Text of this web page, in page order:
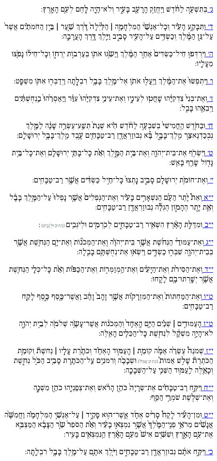
ג׳ בְּתִשְׁעָ֣ה לַחֹ֔דֶשׁ וַיֶּחֱזַ֥ק הָרָעָ֖ב בָּעִ֑יר וְלֹא־הָ֥יָה לֶ֖חֶם לְעַ֥ם הָאָֽרֶץ:
ד׳ וַתִּבָּקַ֣ע הָעִ֗יר וְכָל־אַנְשֵׁ֨י הַמִּלְחָמָ֚ה | הַלַּ֙יְלָה֙ דֶּ֜רֶךְ שַׁ֣עַר | בֵּ֣ין הַחֹמֹתַ֗יִם אֲשֶׁר֙
עַל־גַּ֣ן הַמֶּ֔לֶךְ וְכַשְׂדִּ֥ים עַל־הָעִ֖יר סָבִ֑יב וַיֵּ֖לֶךְ דֶּ֥רֶךְ הָעֲרָבָֽה:
ה׳ וַיִּרְדְּפ֚וּ חֵיל־כַּשְׂדִּים֙ אַחַ֣ר הַמֶּ֔לֶךְ וַיַּשִֹ֥גוּ אֹת֖וֹ בְּעַרְב֣וֹת יְרֵח֑וֹ וְכָל־חֵיל֔וֹ נָפֹ֖צוּ
מֵעָלָֽיו:
ו׳ וַֽיִּתְפְּשׂוּ֙ אֶת־הַמֶּ֔לֶךְ וַיַּעֲל֥וּ אֹת֛וֹ אֶל־מֶ֥לֶךְ בָּבֶ֖ל רִבְלָ֑תָה וַיְדַבְּר֥וּ אִתּ֖וֹ מִשְׁפָּֽט:
ז׳ וְאֶת־בְּנֵי֙ צִדְקִיָּ֔הוּ שָׁחֲט֖וּ לְעֵינָ֑יו וְאֶת־עֵינֵ֚י צִדְקִיָּ֙הוּ֙ עִוֵּ֔ר וַיַּאַסְרֵ֙הוּ֙ בַֽנְחֻשְׁתַּ֔יִם
וַיְבִאֵ֖הוּ בָּבֶֽל:
ח׳ וּבַחֹ֚דֶשׁ הַֽחֲמִישִׁי֙ בְּשִׁבְעָ֣ה לַחֹ֔דֶשׁ הִ֗יא שְׁנַת֙ תְּשַֽׁע־עֶשְׂרֵ֣ה שָׁנָ֔ה לַמֶּ֖לֶךְ
נְבֻכַדְנֶאצַּ֣ר מֶֽלֶךְ־בָּבֶ֑ל בָּ֞א נְבוּזַרְאֲדָ֧ן רַב־טַבָּחִ֛ים עֶ֥בֶד מֶֽלֶךְ־בָּבֶ֖ל יְרוּשָׁלָֽםִ:
ט׳ וַיִּשְׂרֹ֥ף אֶת־בֵּית־יְהֹוָ֖ה וְאֶת־בֵּ֣ית הַמֶּ֑לֶךְ וְאֵ֨ת כָּל־בָּתֵּ֧י יְרוּשָׁלַ֛םִ וְאֶת־כָּל־בֵּ֥ית
גָּד֖וֹל שָׂרַ֥ף בָּאֵֽשׁ:
י׳ וְאֶת־חוֹמֹ֥ת יְרוּשָׁלַ֖םִ סָבִ֑יב נָֽתְצוּ֙ כָּל־חֵ֣יל כַּשְׂדִּ֔ים אֲשֶׁ֖ר רַב־טַבָּחִֽים:
י״א וְאֵת֩ יֶ֨תֶר הַעָ֜ם הַנִּשְׁאָרִ֣ים בָּעִ֗יר וְאֶת־הַנֹּֽפְלִים֙ אֲשֶׁ֚ר נָפְלוּ֙ עַל־הַמֶּ֣לֶךְ בָּבֶ֔ל
וְאֵ֖ת יֶ֣תֶר הֶהָמ֑וֹן הֶגְלָ֕ה נְבוּזַרְאֲדָ֖ן רַב־טַבָּחִֽים:
י״ב וּמִדַּלַּ֣ת הָאָ֔רֶץ הִשְׁאִ֖יר רַב־טַבָּחִ֑ים לְכֹֽרְמִ֖ים וּלְיֹגְבִֽים (כתיב וּלְֹגְבִֽים) :
י״ג וְאֵת־עַמּוּדֵ֨י הַנְּח֜שֶׁת אֲשֶׁ֣ר בֵּית־יְהֹוָ֗ה וְֽאֶת־הַמְּכֹנ֞וֹת וְאֶת־יָ֧ם הַנְּח֛שֶׁת אֲשֶׁ֥ר
בְּבֵית־יְהֹוָ֖ה שִׁבְּר֣וּ כַשְׂדִּ֑ים וַיִּשְׂא֥וּ אֶת־נְחֻשְּׁתָּ֖ם בָּבֶֽלָה:
י״ד וְאֶת־הַסִּירֹ֨ת וְאֶת־הַיָּעִ֜ים וְאֶת־הַֽמְזַמְּר֣וֹת וְאֶת־הַכַּפּ֗וֹת וְאֵ֨ת כָּל־כְּלֵ֧י הַנְּח֛שֶׁת
אֲשֶׁ֥ר יְשָֽׁרְתוּ־בָ֖ם לָקָֽחוּ:
ט״ו וְאֶת־הַמַּחְתּוֹת֙ וְאֶת־הַמִּזְרָק֗וֹת אֲשֶׁ֚ר זָהָב֙ זָהָ֔ב וַאֲשֶׁר־כֶּ֖סֶף כָּ֑סֶף לָקַ֖ח
רַב־טַבָּחִֽים:
ט״ז הָעַמּוּדִ֣ים | שְׁנַ֗יִם הַיָּ֚ם הָֽאֶחָד֙ וְהַמְּכֹנ֔וֹת אֲשֶׁר־עָשָֹ֥ה שְׁלֹמֹ֖ה לְבֵ֣ית יְהֹוָ֑ה
לֹא־הָיָ֣ה מִשְׁקָ֔ל לִנְח֖שֶׁת כָּל־הַכֵּלִ֥ים הָאֵֽלֶּה:
י״ז שְׁמֹנֶה֩ עֶשְׂרֵ֨ה אַמָּ֜ה קוֹמַ֣ת | הָעַמּ֣וּד הָאֶחָ֗ד וְכֹתֶ֨רֶת עָלָ֥יו | נְחשֶׁת֘ וְקוֹמַ֣ת
הַכֹּתֶרֶת֘ שָׁל֣שׁ אַמּוֹת֒ (כתיב אַמֹּה֒) וּשְׂבָכָ֨ה וְרִמֹּנִ֧ים עַֽל־הַכֹּתֶ֥רֶת סָבִ֖יב הַכֹּ֣ל נְח֑שֶׁת
וְכָאֵ֛לֶּה לַֽעַמּ֥וּד הַשֵּׁנִ֖י עַל־הַשְּׁבָכָֽה:
י״ח וַיִּקַּ֣ח רַב־טַבָּחִ֗ים אֶת־שְׂרָיָה֙ כֹּהֵ֣ן הָרֹ֔אשׁ וְאֶת־צְפַנְיָ֖הוּ כֹּהֵ֣ן מִשְׁנֶ֑ה
וְאֶת־שְׁל֖שֶׁת שֹׁמְרֵ֥י הַסַּֽף:
י״ט וּמִן־הָעִ֡יר לָקַח֩ סָרִ֨יס אֶחָ֜ד אֲֽשֶׁר־ה֥וּא פָקִ֣יד | עַל־אַנְשֵׁ֣י הַמִּלְחָמָ֗ה וַחֲמִשָּׁ֨ה
אֲנָשִׁ֜ים מֵרֹאֵ֚י פְנֵֽי־הַמֶּ֙לֶךְ֙ אֲשֶׁ֣ר נִמְצְא֣וּ בָעִ֔יר וְאֵ֗ת הַסֹּפֵר֙ שַֹ֣ר הַצָּבָ֔א הַמַּצְבִּ֖א
אֶת־עַ֣ם הָאָ֑רֶץ וְשִׁשִּׁ֥ים אִישׁ֙ מֵעַ֣ם הָאָ֔רֶץ הַֽנִּמְצְאִ֖ים בָּעִֽיר:
כ׳ וַיִּקַּ֣ח אֹתָ֔ם נְבוּזַרְאֲדָ֖ן רַב־טַבָּחִ֑ים וַיֹּ֧לֶךְ אֹתָ֛ם עַל־מֶ֥לֶךְ בָּבֶ֖ל רִבְלָֽתָה: